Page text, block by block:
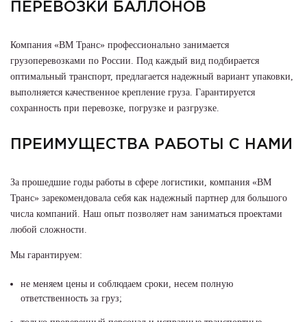
ПЕРЕВОЗКИ БАЛЛОНОВ
Компания «ВМ Транс» профессионально занимается
грузоперевозками по России. Под каждый вид подбирается
оптимальный транспорт, предлагается надежный вариант упаковки,
выполняется качественное крепление груза. Гарантируется
сохранность при перевозке, погрузке и разгрузке.
ПРЕИМУЩЕСТВА РАБОТЫ С НАМИ
За прошедшие годы работы в сфере логистики, компания «ВМ
Транс» зарекомендовала себя как надежный партнер для большого
числа компаний. Наш опыт позволяет нам заниматься проектами
любой сложности.
Мы гарантируем:
не меняем цены и соблюдаем сроки, несем полную
ответственность за груз;